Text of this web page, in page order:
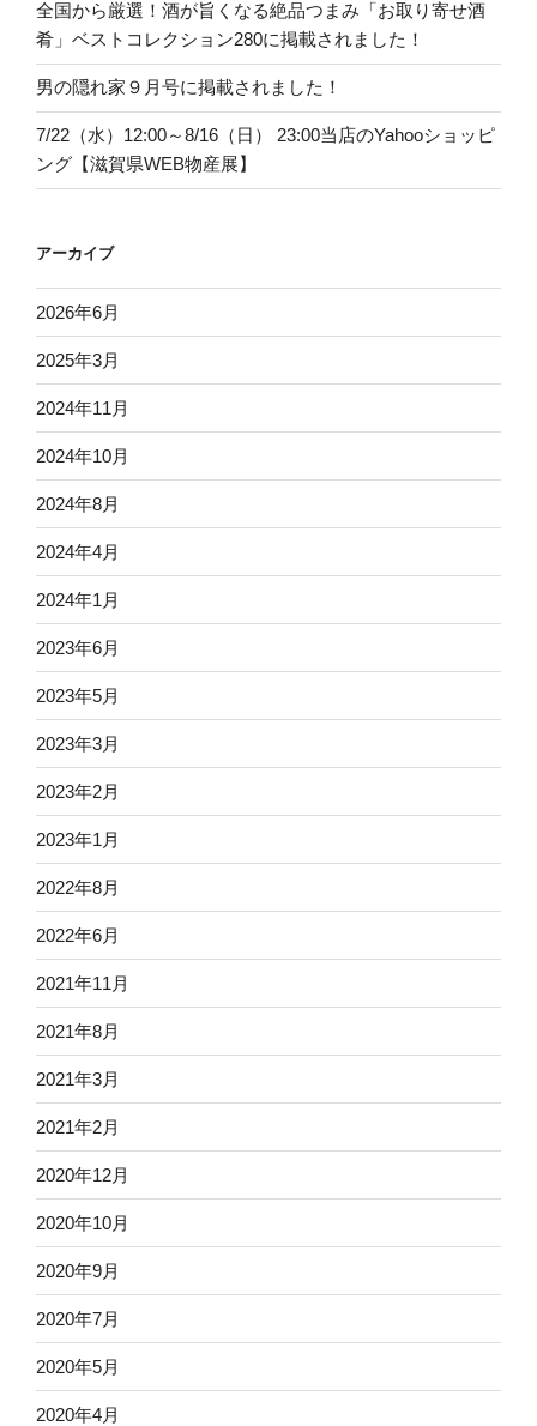
全国から厳選！酒が旨くなる絶品つまみ「お取り寄せ酒
肴」ベストコレクション280に掲載されました！
男の隠れ家９月号に掲載されました！
7/22（水）12:00～8/16（日） 23:00当店のYahooショッピ
ング【滋賀県WEB物産展】
アーカイブ
2026年6月
2025年3月
2024年11月
2024年10月
2024年8月
2024年4月
2024年1月
2023年6月
2023年5月
2023年3月
2023年2月
2023年1月
2022年8月
2022年6月
2021年11月
2021年8月
2021年3月
2021年2月
2020年12月
2020年10月
2020年9月
2020年7月
2020年5月
2020年4月